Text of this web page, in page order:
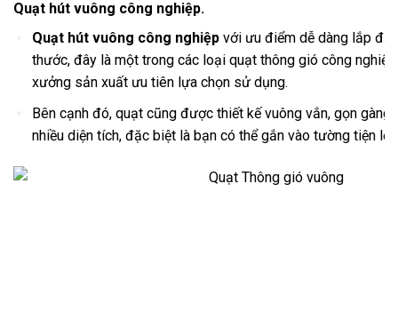
Quạt hút vuông công nghiệp.
Quạt hút vuông công nghiệpvới ưu điểm dễ dàng lắp
thước, đây là một trong các loại quạt thông gió công
xưởng sản xuất ưu tiên lựa chọn sử dụng.
Bên cạnh đó, quạt cũng được thiết kế vuông vắn, gọn gàng
nhiều diện tích, đặc biệt là bạn có thể gắn vào tường tiện lợi.